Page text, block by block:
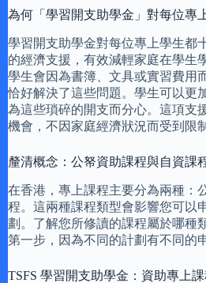
為何「學習開支助學金」對每位專
學習開支助學金對每位專上學生都
的經濟支援，有效減輕家庭在學生
學生會因為書簿、文具或實習費用
恰好解決了這些問題。學生可以更
為這些瑣碎的開支而分心。這項支
機會，不因家庭經濟狀況而受到限
釐清概念：公帑資助課程與自資課
在香港，專上課程主要分為兩種：
程。這兩種課程類型會影響您可以
劃。了解您所修讀的課程屬於哪種
第一步，因為不同的計劃有不同的
TSFS 學習開支助學金：資助專上